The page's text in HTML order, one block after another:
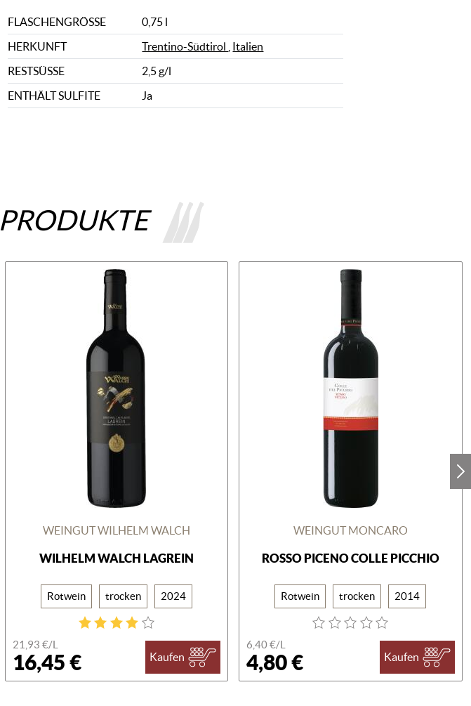
FLASCHENGRÖSSE
0,75 l
HERKUNFT Trentino-Südtirol
Italien
RESTSÜSSE
2,5 g/l
ENTHÄLT SULFITE
Ja
PRODUKTE
WEINGUT WILHELM WALCH
WILHELM WALCH LAGREIN
Rotwein trocken 2024
21,93 €/L
16,45 € Kaufen
WEINGUT MONCARO
ROSSO PICENO COLLE PICCHIO
Rotwein trocken 2014
6,40 €/L
4,80 € Kaufen